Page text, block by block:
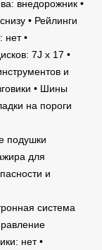
•
• Рейлинги
нет •
7J x 17 •
и
• Шины
на пороги
для
и
система
нет •